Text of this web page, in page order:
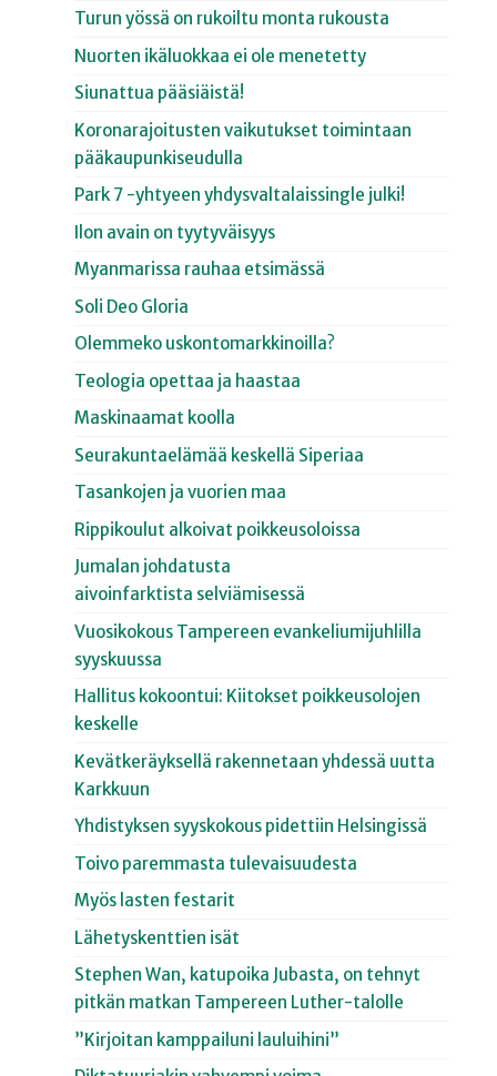
Turun yössä on rukoiltu monta rukousta
Nuorten ikäluokkaa ei ole menetetty
Siunattua pääsiäistä!
Koronarajoitusten vaikutukset toimintaan
pääkaupunkiseudulla
Park 7 -yhtyeen yhdysvaltalaissingle julki!
Ilon avain on tyytyväisyys
Myanmarissa rauhaa etsimässä
Soli Deo Gloria
Olemmeko uskontomarkkinoilla?
Teologia opettaa ja haastaa
Maskinaamat koolla
Seurakuntaelämää keskellä Siperiaa
Tasankojen ja vuorien maa
Rippikoulut alkoivat poikkeusoloissa
Jumalan johdatusta
aivoinfarktista selviämisessä
Vuosikokous Tampereen evankeliumijuhlilla
syyskuussa
Hallitus kokoontui: Kiitokset poikkeusolojen
keskelle
Kevätkeräyksellä rakennetaan yhdessä uutta
Karkkuun
Yhdistyksen syyskokous pidettiin Helsingissä
Toivo paremmasta tulevaisuudesta
Myös lasten festarit
Lähetyskenttien isät
Stephen Wan, katupoika Jubasta, on tehnyt
pitkän matkan Tampereen Luther-talolle
”Kirjoitan kamppailuni lauluihini”